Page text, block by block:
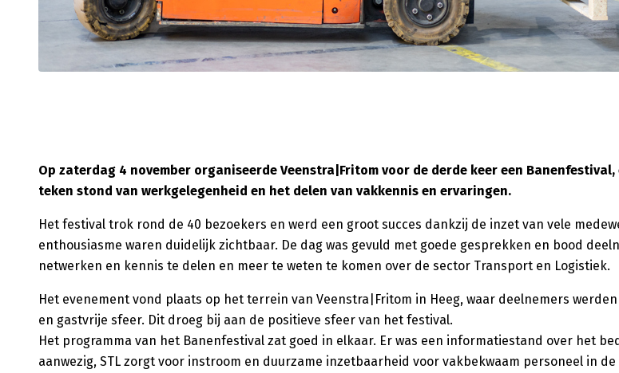
Op zaterdag 4 november organiseerde Veenstra|Fritom voor de derde keer een
teken stond van werkgelegenheid en het delen van vakkennis en ervaringen.
Het festival trok rond de 40 bezoekers en werd een groot succes dankzij de inzet van vele
enthousiasme waren duidelijk zichtbaar. De dag was gevuld met goede gesprekken en bood
netwerken en kennis te delen en meer te weten te komen over de sector Transport en Logistiek.
Het evenement vond plaats op het terrein van Veenstra|Fritom in Heeg, waar deelnemers
en gastvrije sfeer. Dit droeg bij aan de positieve sfeer van het festival.
Het programma van het Banenfestival zat goed in elkaar. Er was een informatiestand over het
aanwezig, STL zorgt voor instroom en duurzame inzetbaarheid voor vakbekwaam personeel in